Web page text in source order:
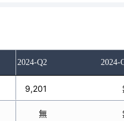
2024-Q2 2024-
9,201
無